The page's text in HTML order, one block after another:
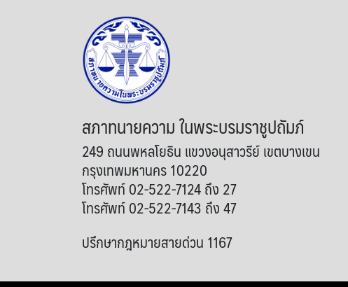
สภาทนายความ ในพระบรมราชูปถัมภ์
249 ถนนพหลโยธิน แขวงอนุสาวรีย์ เขตบางเขน
กรุงเทพมหานคร 10220
โทรศัพท์ 02-522-7124 ถึง 27
โทรศัพท์ 02-522-7143 ถึง 47
ปรึกษากฎหมายสายด่วน 1167